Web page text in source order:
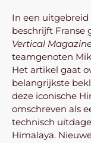
In een uitgebreid
beschrijft
Vertical
teamgenoten
Het artikel gaat
belangrijkste
deze iconische
omschreven als
technisch
Himalaya.